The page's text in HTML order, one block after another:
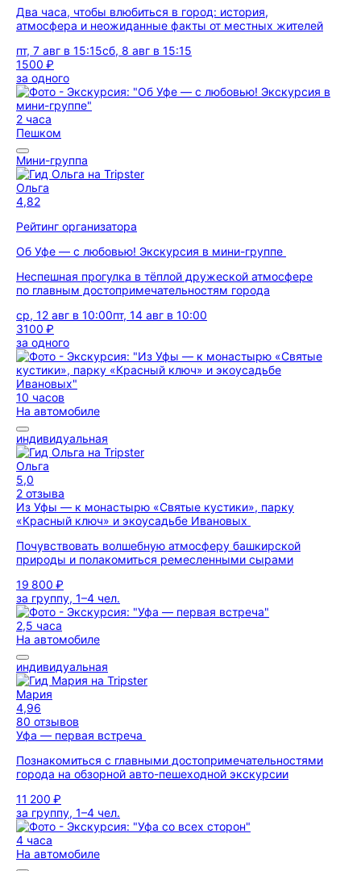
Два часа, чтобы влюбиться в город: история,
атмосфера и неожиданные факты от местных жителей
пт, 7 авг в 15:15сб, 8 авг в 15:15
1500 ₽
за одного
2 часа
Пешком
Мини-группа
Ольга
4,82
Рейтинг организатора
Об Уфе — с любовью! Экскурсия в мини-группе
Неспешная прогулка в тёплой дружеской атмосфере
по главным достопримечательностям города
ср, 12 авг в 10:00пт, 14 авг в 10:00
3100 ₽
за одного
10 часов
На автомобиле
индивидуальная
Ольга
5,0
2 отзыва
Из Уфы — к монастырю «Святые кустики», парку
«Красный ключ» и экоусадьбе Ивановых
Почувствовать волшебную атмосферу башкирской
природы и полакомиться ремесленными сырами
19 800 ₽
за группу, 1–4 чел.
2,5 часа
На автомобиле
индивидуальная
Мария
4,96
80 отзывов
Уфа — первая встреча
Познакомиться с главными достопримечательностями
города на обзорной авто-пешеходной экскурсии
11 200 ₽
за группу, 1–4 чел.
4 часа
На автомобиле